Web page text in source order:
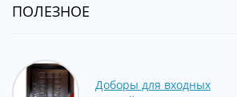
ПОЛЕЗНОЕ
Доборы для входных